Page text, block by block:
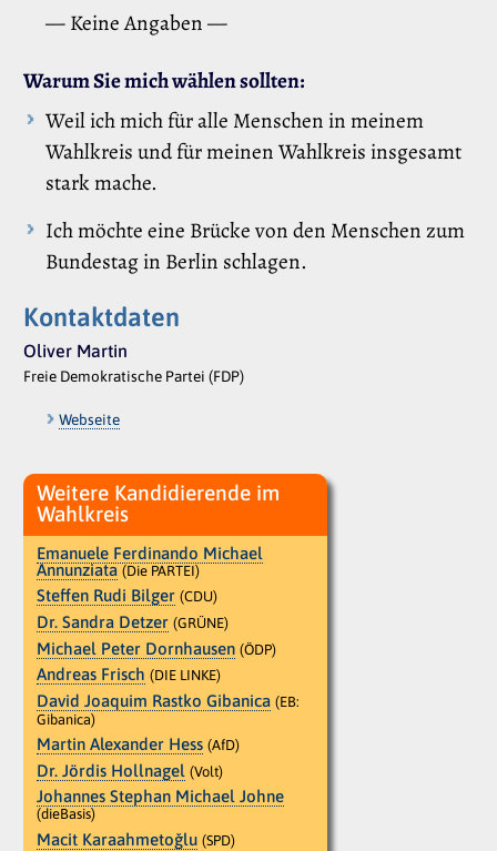
— Keine Angaben —
Warum Sie mich wählen sollten:
Weil ich mich für alle Menschen in meinem
Wahlkreis und für meinen Wahlkreis insgesamt
stark mache.
Ich möchte eine Brücke von den Menschen zum
Bundestag in Berlin schlagen.
Kontaktdaten
Oliver Martin
Freie Demokratische Partei (FDP)
Webseite
Weitere Kandidierende im
Wahlkreis
Emanuele Ferdinando Michael
Annunziata (Die PARTEI)
Steffen Rudi Bilger (CDU)
Dr. Sandra Detzer (GRÜNE)
Michael Peter Dornhausen (ÖDP)
Andreas Frisch (DIE LINKE)
David Joaquim Rastko Gibanica (EB:
Gibanica)
Martin Alexander Hess (AfD)
Dr. Jördis Hollnagel (Volt)
Johannes Stephan Michael Johne
(dieBasis)
Macit Karaahmetoǧlu (SPD)